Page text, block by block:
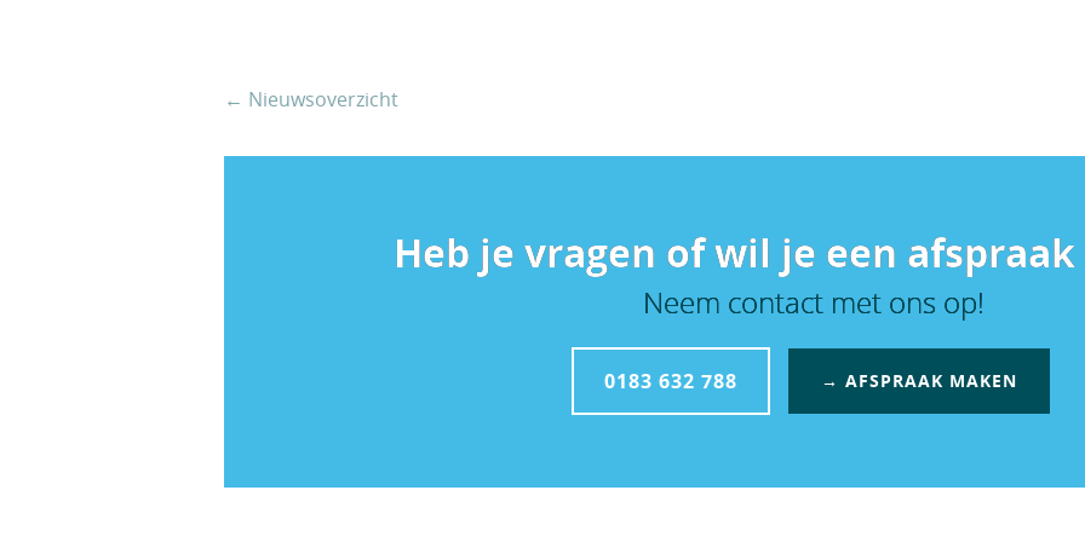
← Nieuwsoverzicht
Heb je vragen of wil je een
Neem contact met ons op!
0183 632 788 → AFSPRAAK MAKEN